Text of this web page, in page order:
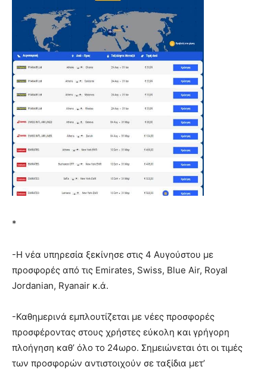
*
-Η νέα υπηρεσία ξεκίνησε στις 4 Αυγούστου με
προσφορές από τις Emirates, Swiss, Blue Air, Royal
Jordanian, Ryanair κ.ά.
-Καθημερινά εμπλουτίζεται με νέες προσφορές
προσφέροντας στους χρήστες εύκολη και γρήγορη
πλοήγηση καθ’ όλο το 24ωρο. Σημειώνεται ότι οι τιμές
των προσφορών αντιστοιχούν σε ταξίδια μετ’